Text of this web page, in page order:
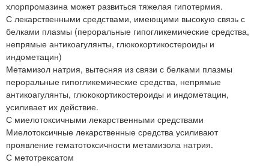
хлорпромазина может развиться тяжелая гипотермия.
С лекарственными средствами, имеющими высокую связь с
белками плазмы (пероральные гипогликемические средства,
непрямые антикоагулянты, глюкокортикостероиды и
индометацин)
Метамизол натрия, вытесняя из связи с белками плазмы
пероральные гипогликемические средства, непрямые
антикоагулянты, глюкокортикостероиды и индометацин,
усиливает их действие.
С миелотоксичными лекарственными средствами
Миелотоксичные лекарственные средства усиливают
проявление гематотоксичности метамизола натрия.
С метотрексатом